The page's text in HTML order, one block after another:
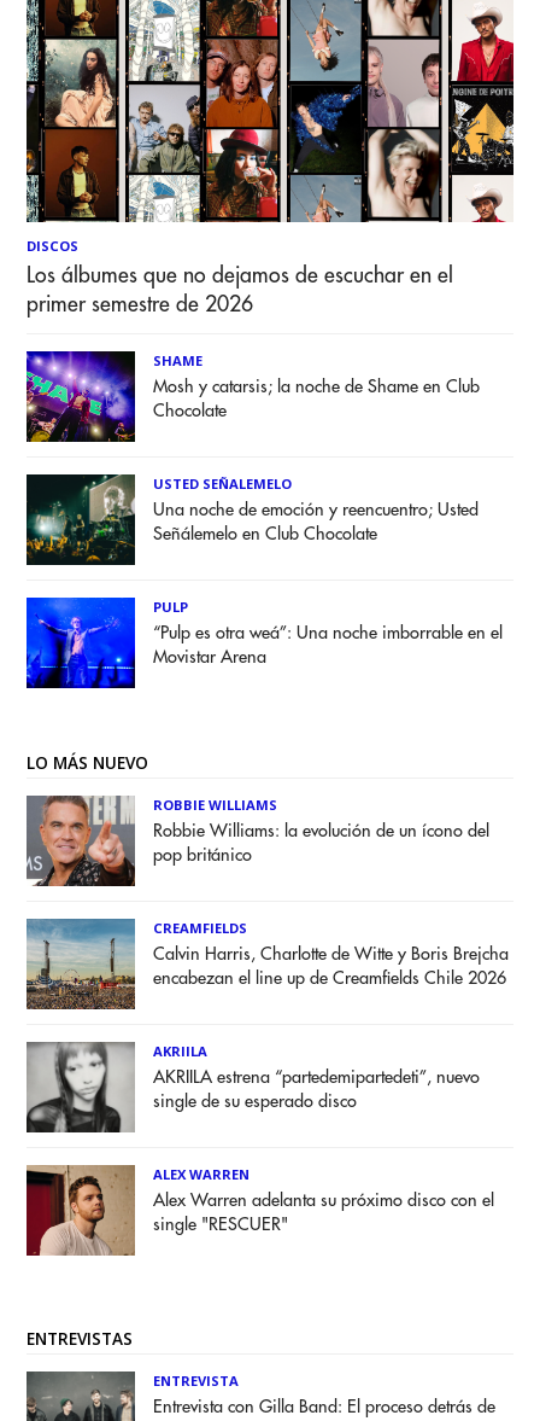
DISCOS
Los álbumes que no dejamos de escuchar en el
primer semestre de 2026
SHAME
Mosh y catarsis; la noche de Shame en Club
Chocolate
USTED SEÑALEMELO
Una noche de emoción y reencuentro; Usted
Señálemelo en Club Chocolate
PULP
“Pulp es otra weá”: Una noche imborrable en el
Movistar Arena
LO MÁS NUEVO
ROBBIE WILLIAMS
Robbie Williams: la evolución de un ícono del
pop británico
CREAMFIELDS
Calvin Harris, Charlotte de Witte y Boris Brejcha
encabezan el line up de Creamfields Chile 2026
AKRIILA
AKRIILA estrena “partedemipartedeti”, nuevo
single de su esperado disco
ALEX WARREN
Alex Warren adelanta su próximo disco con el
single "RESCUER"
ENTREVISTAS
ENTREVISTA
Entrevista con Gilla Band: El proceso detrás de